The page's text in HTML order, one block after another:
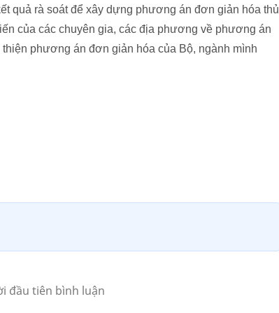
quả rà soát để xây dựng phương án đơn giản hóa thủ
của các chuyên gia, các địa phương về phương án
phương án đơn giản hóa của Bộ, ngành mình